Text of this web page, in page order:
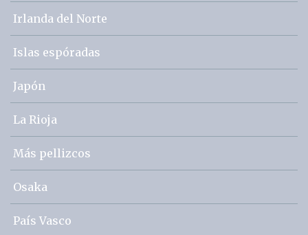
Irlanda del Norte
Islas espóradas
Japón
La Rioja
Más pellizcos
Osaka
País Vasco